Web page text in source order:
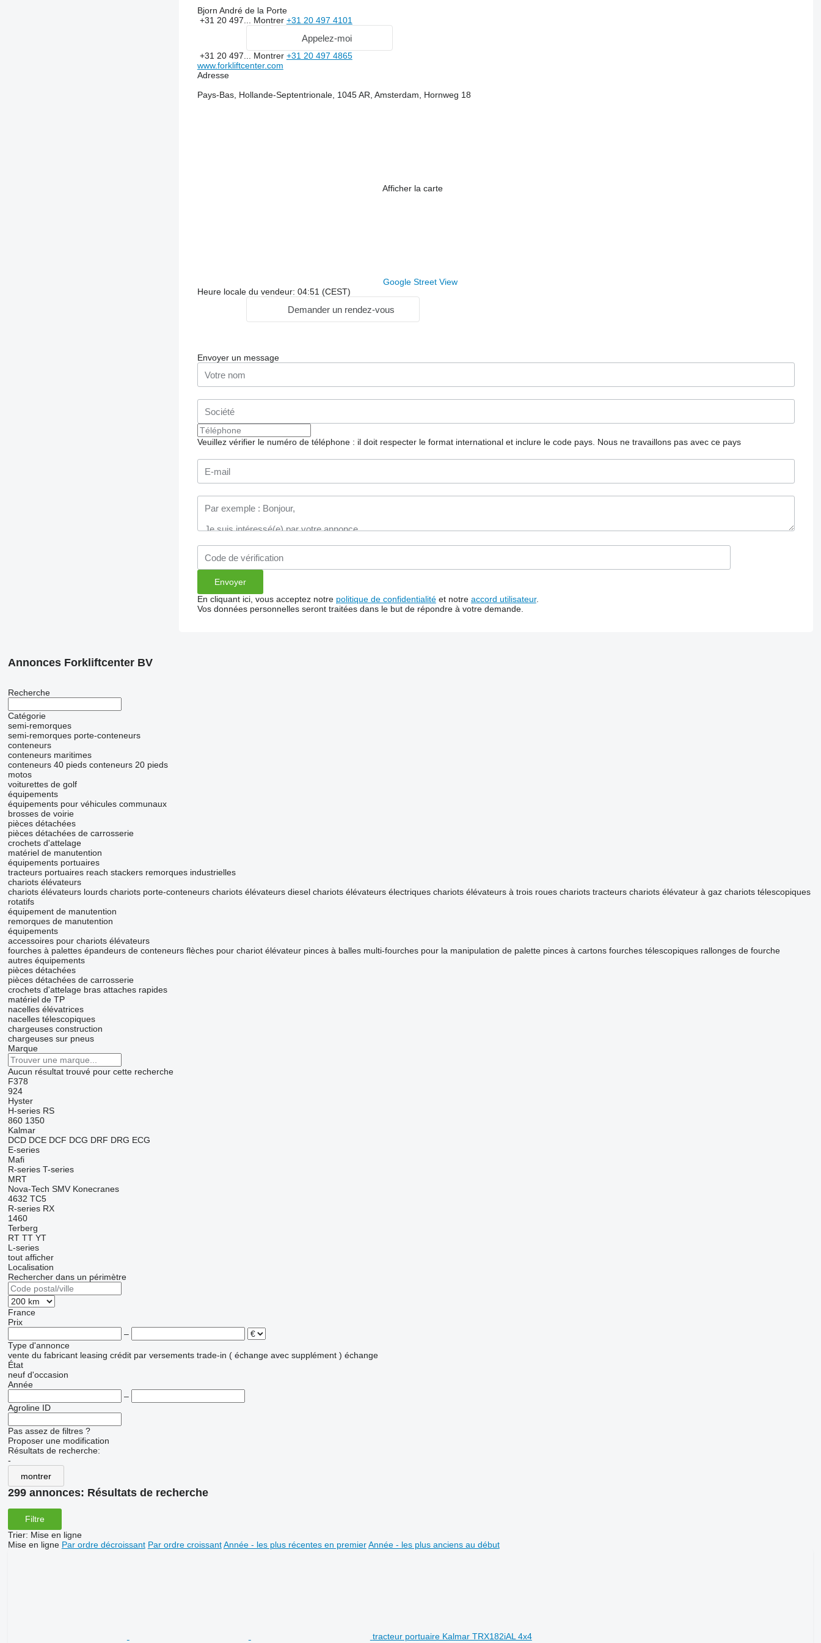
Bjorn André de la Porte
+31 20 497... Montrer +31 20 497 4101
Appelez-moi
+31 20 497... Montrer +31 20 497 4865
www.forkliftcenter.com
Adresse
Pays-Bas, Hollande-Septentrionale, 1045 AR, Amsterdam, Hornweg 18
Afficher la carte
Google Street View
Heure locale du vendeur: 04:51 (CEST)
Demander un rendez-vous
Envoyer un message
Veuillez vérifier le numéro de téléphone : il doit respecter le format international et inclure le code pays. Nous ne travaillons pas avec ce pays
En cliquant ici, vous acceptez notre politique de confidentialitéet notre accord utilisateur.
Vos données personnelles seront traitées dans le but de répondre à votre demande.
Annonces Forkliftcenter BV
Recherche
Catégorie
semi-remorques
semi-remorques porte-conteneurs
conteneurs
conteneurs maritimes
conteneurs 40 pieds conteneurs 20 pieds
motos
voiturettes de golf
équipements
équipements pour véhicules communaux
brosses de voirie
pièces détachées
pièces détachées de carrosserie
crochets d'attelage
matériel de manutention
équipements portuaires
tracteurs portuaires reach stackers remorques industrielles
chariots élévateurs
chariots élévateurs lourds chariots porte-conteneurs chariots élévateurs diesel chariots élévateurs électriques chariots élévateurs à trois roues chariots tracteurs chariots élévateur à gaz chariots télescopiques
rotatifs
équipement de manutention
remorques de manutention
équipements
accessoires pour chariots élévateurs
fourches à palettes épandeurs de conteneurs flèches pour chariot élévateur pinces à balles multi-fourches pour la manipulation de palette pinces à cartons fourches télescopiques rallonges de fourche
autres équipements
pièces détachées
pièces détachées de carrosserie
crochets d'attelage bras attaches rapides
matériel de TP
nacelles élévatrices
nacelles télescopiques
chargeuses construction
chargeuses sur pneus
Marque
Aucun résultat trouvé pour cette recherche
F378
924
Hyster
H-series RS
860 1350
Kalmar
DCD DCE DCF DCG DRF DRG ECG
E-series
Mafi
R-series T-series
MRT
Nova-Tech SMV Konecranes
4632 TC5
R-series RX
1460
Terberg
RT TT YT
L-series
tout afficher
Localisation
Rechercher dans un périmètre
France
Prix
–
Type d'annonce
vente du fabricant leasing crédit par versements trade-in ( échange avec supplément ) échange
État
neuf d'occasion
Année
–
Agroline ID
Pas assez de filtres ?
Proposer une modification
Résultats de recherche:
-
montrer
299 annonces: Résultats de recherche
Filtre
Trier: Mise en ligne
Mise en ligne Par ordre décroissant Par ordre croissant Année - les plus récentes en premier Année - les plus anciens au début
tracteur portuaire Kalmar TRX182iAL 4x4